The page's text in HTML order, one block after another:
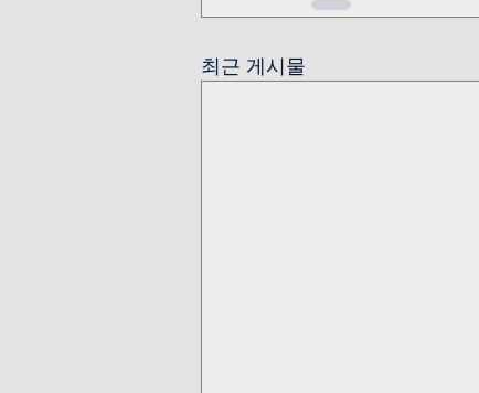
최근 게시물